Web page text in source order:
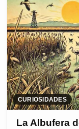
CURIOSIDADES
La Albufera